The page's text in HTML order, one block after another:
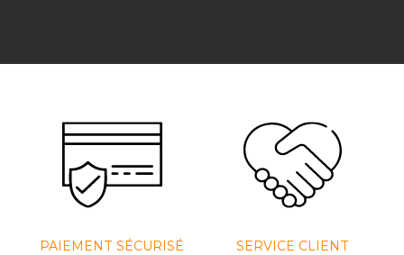
PAIEMENT SÉCURISÉ
SERVICE CLIENT